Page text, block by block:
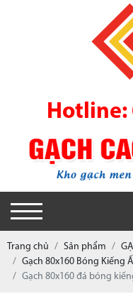
Hotline:
Trang chủ Sản phẩm
Gạch 80x160 Bóng Kiếng
Gạch 80x160 đá bóng